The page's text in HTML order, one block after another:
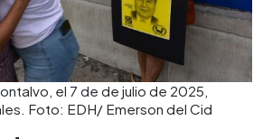
el 7 de de julio de 2025,
Foto: EDH/ Emerson del Cid